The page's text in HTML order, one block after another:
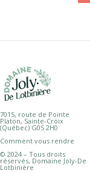
7015, route de Pointe
Platon, Sainte-Croix
(Québec) G0S 2H0
Comment vous rendre
© 2024 – Tous droits
réservés, Domaine Joly-De
Lotbinière